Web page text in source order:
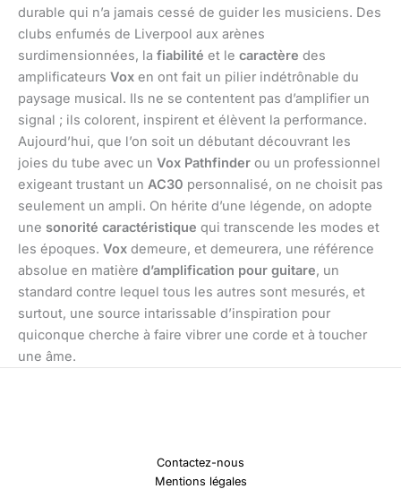
durable qui n’a jamais cessé de guider les musiciens. Des
clubs enfumés de Liverpool aux arènes
surdimensionnées, la fiabilité et le caractère des
amplificateurs Vox en ont fait un pilier indétrônable du
paysage musical. Ils ne se contentent pas d’amplifier un
signal ; ils colorent, inspirent et élèvent la performance.
Aujourd’hui, que l’on soit un débutant découvrant les
joies du tube avec un Vox Pathfinder ou un professionnel
exigeant trustant un AC30 personnalisé, on ne choisit pas
seulement un ampli. On hérite d’une légende, on adopte
une sonorité caractéristique qui transcende les modes et
les époques. Vox demeure, et demeurera, une référence
absolue en matière d’amplification pour guitare, un
standard contre lequel tous les autres sont mesurés, et
surtout, une source intarissable d’inspiration pour
quiconque cherche à faire vibrer une corde et à toucher
une âme.
Contactez-nous
Mentions légales